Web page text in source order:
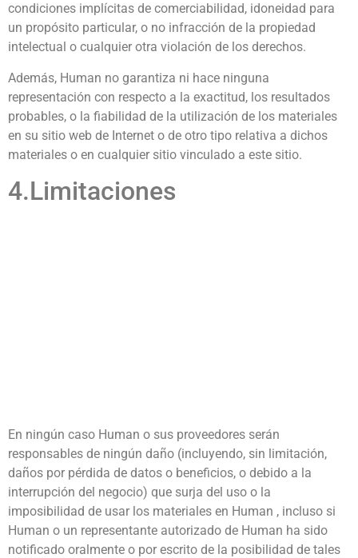
condiciones implícitas de comerciabilidad, idoneidad para
un propósito particular, o no infracción de la propiedad
intelectual o cualquier otra violación de los derechos.
Además, Human no garantiza ni hace ninguna
representación con respecto a la exactitud, los resultados
probables, o la fiabilidad de la utilización de los materiales
en su sitio web de Internet o de otro tipo relativa a dichos
materiales o en cualquier sitio vinculado a este sitio.
4.Limitaciones
En ningún caso Human o sus proveedores serán
responsables de ningún daño (incluyendo, sin limitación,
daños por pérdida de datos o beneficios, o debido a la
interrupción del negocio) que surja del uso o la
imposibilidad de usar los materiales en Human , incluso si
Human o un representante autorizado de Human ha sido
notificado oralmente o por escrito de la posibilidad de tales